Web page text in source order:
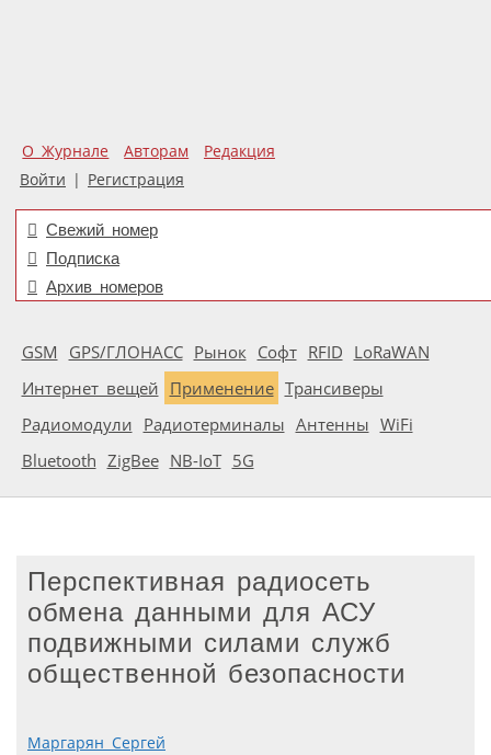
О Журнале Авторам
Редакция
Войти | Регистрация
Свежий номер
Подписка
Архив номеров
GSM GPS/ГЛОНАСС Рынок Софт RFID LoRaWAN
Интернет вещей Применение Трансиверы
Радиомодули Радиотерминалы Антенны WiFi
Bluetooth ZigBee NB-IoT 5G
Перспективная радиосеть
обмена данными для АСУ
подвижными силами служб
общественной безопасности
Маргарян Сергей